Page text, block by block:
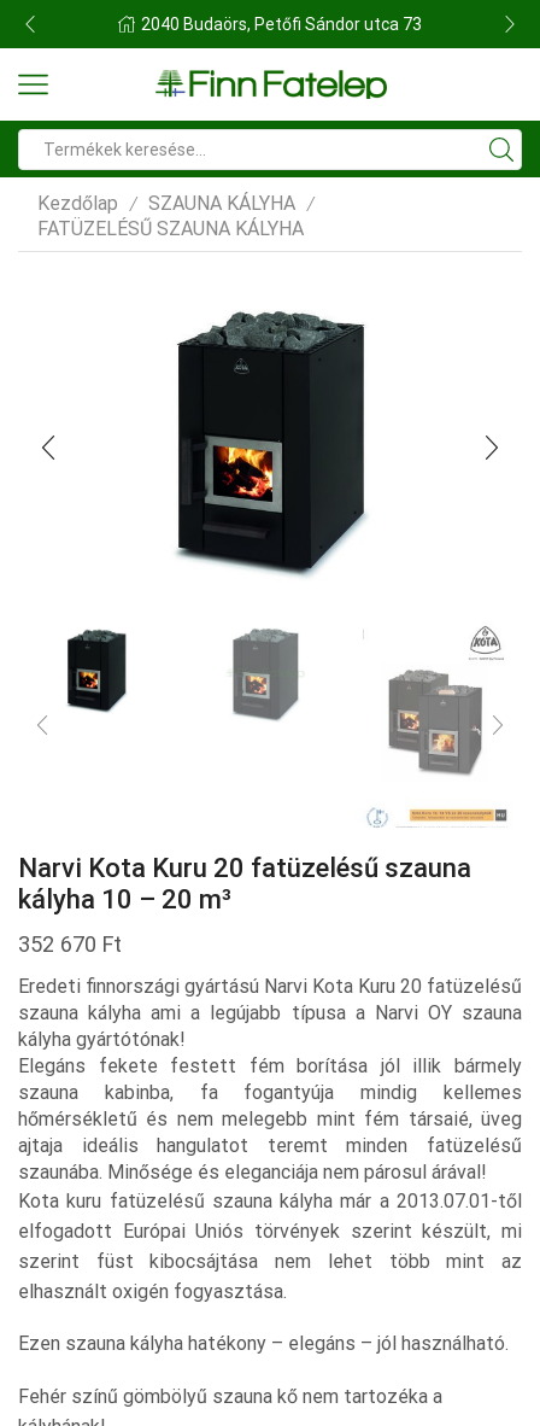
FINN FATELEP BUDAÖRS
input
Kezdőlap / SZAUNA KÁLYHA /
FATÜZELÉSŰ SZAUNA KÁLYHA
Narvi Kota Kuru 20 fatüzelésű szauna
kályha 10 – 20 m³
352 670 Ft
Eredeti finnországi gyártású Narvi Kota Kuru 20 fatüzelésű
szauna kályha ami a legújabb típusa a Narvi OY szauna
kályha gyártótónak!
Elegáns fekete festett fém borítása jól illik bármely
szauna kabinba, fa fogantyúja mindig kellemes
hőmérsékletű és nem melegebb mint fém társaié, üveg
ajtaja ideális hangulatot teremt minden fatüzelésű
szaunába. Minősége és eleganciája nem párosul árával!
Kota kuru fatüzelésű szauna kályha már a 2013.07.01-től
elfogadott Európai Uniós törvények szerint készült, mi
szerint füst kibocsájtása nem lehet több mint az
elhasznált oxigén fogyasztása.
Ezen szauna kályha hatékony – elegáns – jól használható.
Fehér színű gömbölyű szauna kő nem tartozéka a